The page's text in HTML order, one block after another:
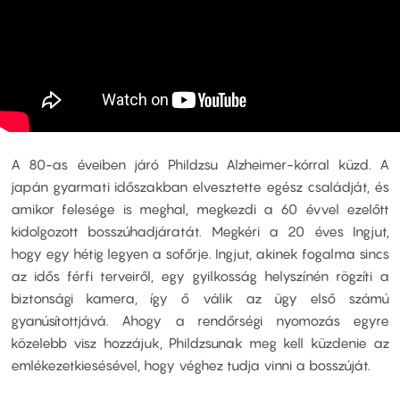
A 80-as éveiben járó Phildzsu Alzheimer-kórral küzd. A
japán gyarmati időszakban elvesztette egész családját, és
amikor felesége is meghal, megkezdi a 60 évvel ezelőtt
kidolgozott bosszúhadjáratát. Megkéri a 20 éves Ingjut,
hogy egy hétig legyen a sofőrje. Ingjut, akinek fogalma sincs
az idős férfi terveiről, egy gyilkosság helyszínén rögzíti a
biztonsági kamera, így ő válik az ügy első számú
gyanúsítottjává. Ahogy a rendőrségi nyomozás egyre
közelebb visz hozzájuk, Phildzsunak meg kell küzdenie az
emlékezetkiesésével, hogy véghez tudja vinni a bosszúját.